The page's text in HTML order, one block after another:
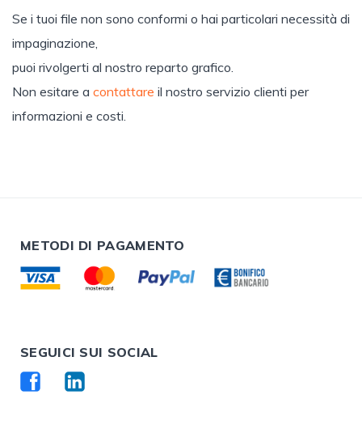
Se i tuoi file non sono conformi o hai particolari necessità di
impaginazione,
puoi rivolgerti al nostro reparto grafico.
Non esitare a contattare il nostro servizio clienti per
informazioni e costi.
METODI DI PAGAMENTO
SEGUICI SUI SOCIAL